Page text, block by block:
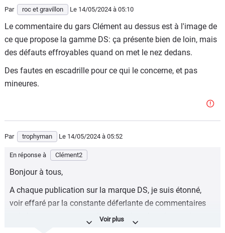
Par roc et gravillon Le 14/05/2024 à 05:10
Le commentaire du gars Clément au dessus est à l'image de
ce que propose la gamme DS: ça présente bien de loin, mais
des défauts effroyables quand on met le nez dedans.
Des fautes en escadrille pour ce qui le concerne, et pas
mineures.
Par trophyman Le 14/05/2024 à 05:52
En réponse à Clément2
Bonjour à tous,
A chaque publication sur la marque DS, je suis étonné,
voir effaré par la constante déferlante de commentaires
qui s'apparente presque à de la haine. Je vois aussi un